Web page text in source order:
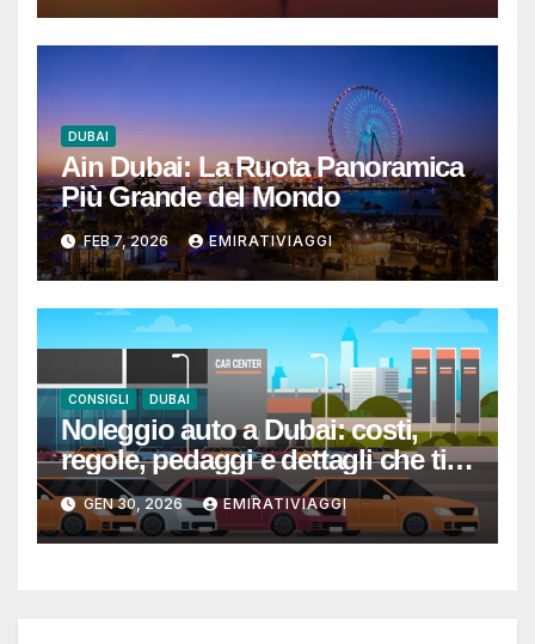
DUBAI
Ain Dubai: La Ruota Panoramica
Più Grande del Mondo
FEB 7, 2026 EMIRATIVIAGGI
CONSIGLI DUBAI
Noleggio auto a Dubai: costi,
regole, pedaggi e dettagli che ti
evitano sorprese
GEN 30, 2026 EMIRATIVIAGGI